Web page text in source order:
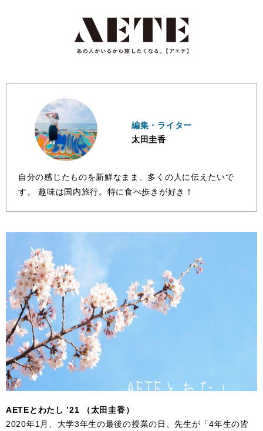
編集・ライター
太田圭香
自分の感じたものを新鮮なまま、多くの人に伝えたいで
す。 趣味は国内旅行。特に食べ歩きが好き！
AETEとわたし ’21 （太田圭香）
2020年1月、大学3年生の最後の授業の日、先生が「4年生の皆